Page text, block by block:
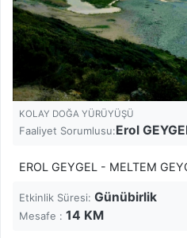
KOLAY DOĞA YÜRÜYÜŞÜ
Faaliyet Sorumlusu:Erol
EROL GEYGEL - MELTEM
Etkinlik Süresi: Günübirlik
Mesafe : 14 KM